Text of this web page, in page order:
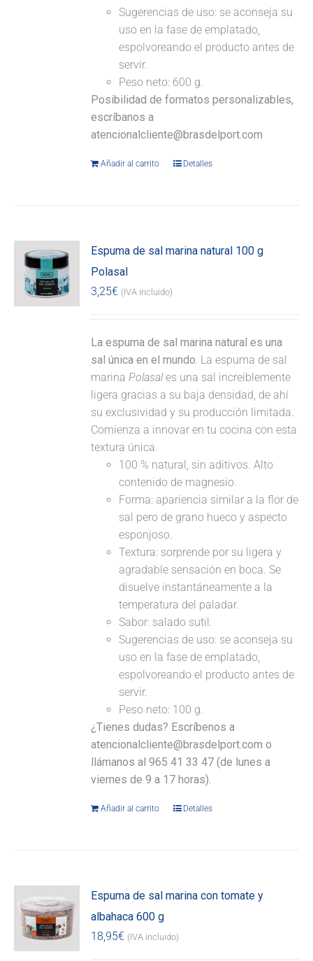
Sugerencias de uso: se aconseja su
uso en la fase de emplatado,
espolvoreando el producto antes de
servir.
Peso neto: 600 g.
Posibilidad de formatos personalizables,
escríbanos a
atencionalcliente@brasdelport.com
Añadir al carrito Detalles
Espuma de sal marina natural 100 g
Polasal
3,25€ (IVA incluido)
La espuma de sal marina natural es una
sal única en el mundo. La espuma de sal
marinaPolasales una sal increíblemente
ligera gracias a su baja densidad, de ahí
su exclusividad y su producción limitada.
Comienza a innovar en tu cocina con esta
textura única.
100 % natural, sin aditivos. Alto
contenido de magnesio.
Forma: apariencia similar a la flor de
sal pero de grano hueco y aspecto
esponjoso.
Textura: sorprende por su ligera y
agradable sensación en boca. Se
disuelve instantáneamente a la
temperatura del paladar.
Sabor: salado sutil.
Sugerencias de uso: se aconseja su
uso en la fase de emplatado,
espolvoreando el producto antes de
servir.
Peso neto: 100 g.
¿Tienes dudas? Escríbenos a
atencionalcliente@brasdelport.com o
llámanos al 965 41 33 47 (de lunes a
viernes de 9 a 17 horas).
Añadir al carrito Detalles
Espuma de sal marina con tomate y
albahaca 600 g
18,95€ (IVA incluido)